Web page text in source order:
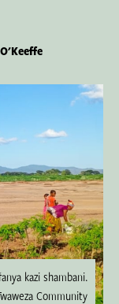
kazi shambani.
Community